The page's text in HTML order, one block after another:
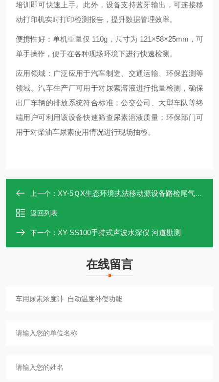
培训即可快速上手。此外，设备支持蓝牙输出，可连接移
动打印机实时打印检测报告，提升数据管理效率。
便携性好：单机重量仅 110g，尺寸为 121×58×25mm，可
单手操作，便于在各种现场环境下进行快速检测。
应用领域：广泛应用于汽车制造、交通运输、环保监测等
领域。汽车生产厂可用于对尿素溶液进行批量检测，确保
出厂车辆的排放系统符合标准；公交公司、大型车队等终
端用户可利用该设备快速筛查尿素溶液质量；环保部门可
用于对柴油车尿素使用情况进行现场抽检。
上一个： XY-5ＱX生态环境执法移动源设备路检尾气废气分析仪
返回列表
下一个： XY-SS100手持式声波水深仪 河道勘测
在线留言